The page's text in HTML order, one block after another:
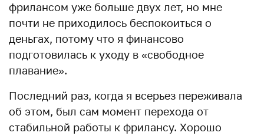
фрилансом уже больше двух лет, но мне
почти не приходилось беспокоиться о
деньгах, потому что я финансово
подготовилась к уходу в «свободное
плавание».
Последний раз, когда я всерьез переживала
об этом, был сам момент перехода от
стабильной работы к фрилансу. Хорошо